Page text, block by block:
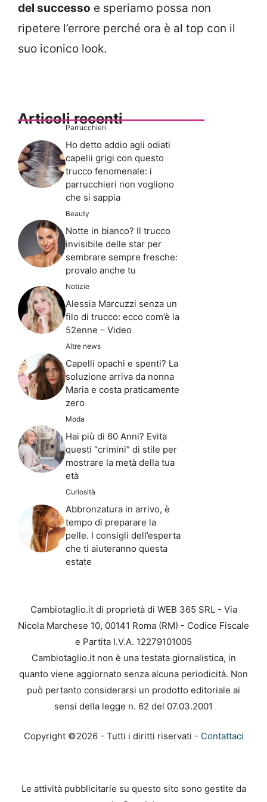
del successo e speriamo possa non
ripetere l’errore perché ora è al top con il
suo iconico look.
Articoli recenti
Parrucchieri
Ho detto addio agli odiati
capelli grigi con questo
trucco fenomenale: i
parrucchieri non vogliono
che si sappia
Beauty
Notte in bianco? Il trucco
invisibile delle star per
sembrare sempre fresche:
provalo anche tu
Notizie
Alessia Marcuzzi senza un
filo di trucco: ecco com’è la
52enne – Video
Altre news
Capelli opachi e spenti? La
soluzione arriva da nonna
Maria e costa praticamente
zero
Moda
Hai più di 60 Anni? Evita
questi “crimini” di stile per
mostrare la metà della tua
età
Curiosità
Abbronzatura in arrivo, è
tempo di preparare la
pelle. I consigli dell’esperta
che ti aiuteranno questa
estate
Cambiotaglio.it di proprietà di WEB 365 SRL - Via
Nicola Marchese 10, 00141 Roma (RM) - Codice Fiscale
e Partita I.V.A. 12279101005
Cambiotaglio.it non è una testata giornalistica, in
quanto viene aggiornato senza alcuna periodicità. Non
può pertanto considerarsi un prodotto editoriale ai
sensi della legge n. 62 del 07.03.2001
Copyright ©2026 - Tutti i diritti riservati - Contattaci
Le attività pubblicitarie su questo sito sono gestite da